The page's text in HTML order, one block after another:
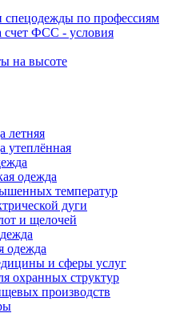
по профессиям
счет ФСС - условия
на высоте
летняя
утеплённая
одежда
температур
дуги
и щелочей
одежда
и сферы услуг
охранных структур
производств